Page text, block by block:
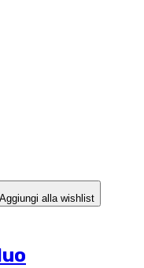
Aggiungi alla wishlist